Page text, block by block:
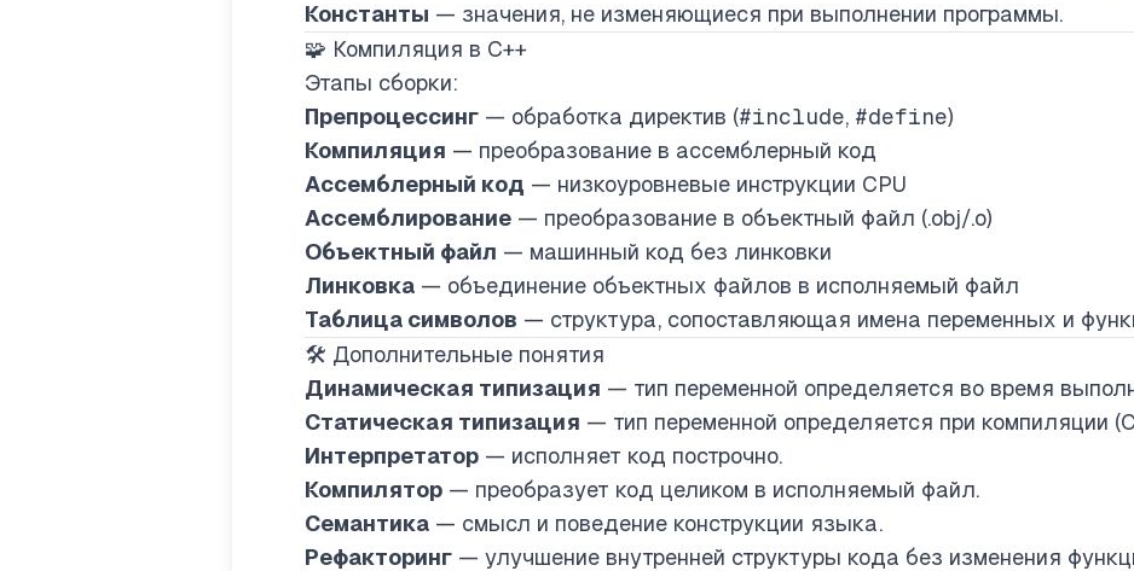
Константы — значения, не изменяющиеся при выполнении программы.
🧩 Компиляция в C++
Этапы сборки:
Препроцессинг — обработка директив (#include, #define)
Компиляция — преобразование в ассемблерный код
Ассемблерный код — низкоуровневые инструкции CPU
Ассемблирование — преобразование в объектный файл (.obj/.o)
Объектный файл — машинный код без линковки
Линковка — объединение объектных файлов в исполняемый файл
Таблица символов — структура, сопоставляющая имена переменных и
🛠️ Дополнительные понятия
Динамическая типизация — тип переменной определяется во время
Статическая типизация — тип переменной определяется при компиляции
Интерпретатор — исполняет код построчно.
Компилятор — преобразует код целиком в исполняемый файл.
Семантика — смысл и поведение конструкции языка.
Рефакторинг — улучшение внутренней структуры кода без изменения